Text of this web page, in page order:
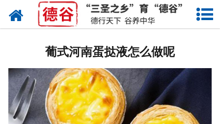
网站首页
卤蛋
产品中心
葡式河南蛋挞液怎么做呢